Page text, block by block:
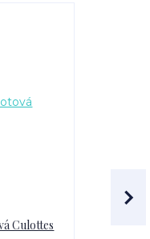
Culottes